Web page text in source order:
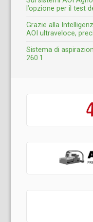
l’opzione per il test
Grazie alla
AOI ultraveloce,
Sistema di
260.1